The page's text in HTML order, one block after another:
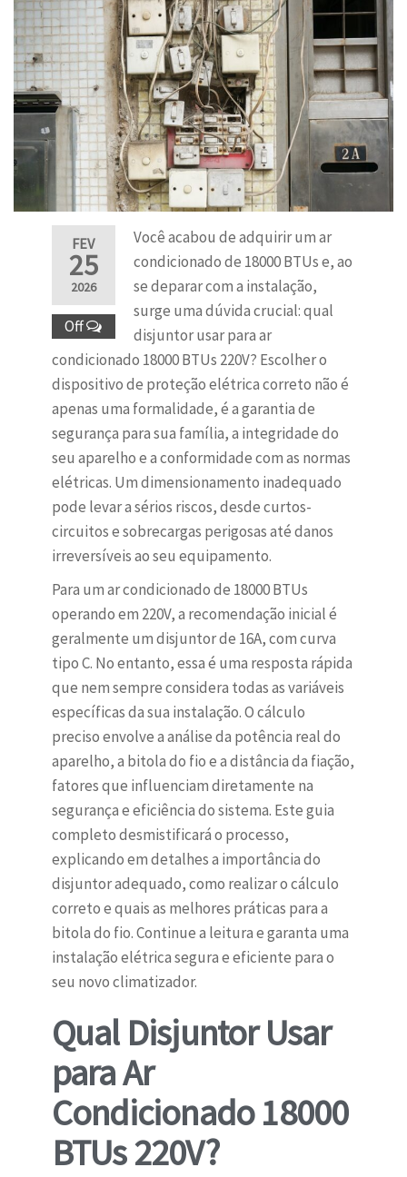
FEV
25
2026
Off
Você acabou de adquirir um ar
condicionado de 18000 BTUs e, ao
se deparar com a instalação,
surge uma dúvida crucial: qual
disjuntor usar para ar
condicionado 18000 BTUs 220V? Escolher o
dispositivo de proteção elétrica correto não é
apenas uma formalidade, é a garantia de
segurança para sua família, a integridade do
seu aparelho e a conformidade com as normas
elétricas. Um dimensionamento inadequado
pode levar a sérios riscos, desde curtos-
circuitos e sobrecargas perigosas até danos
irreversíveis ao seu equipamento.
Para um ar condicionado de 18000 BTUs
operando em 220V, a recomendação inicial é
geralmente um disjuntor de 16A, com curva
tipo C. No entanto, essa é uma resposta rápida
que nem sempre considera todas as variáveis
específicas da sua instalação. O cálculo
preciso envolve a análise da potência real do
aparelho, a bitola do fio e a distância da fiação,
fatores que influenciam diretamente na
segurança e eficiência do sistema. Este guia
completo desmistificará o processo,
explicando em detalhes a importância do
disjuntor adequado, como realizar o cálculo
correto e quais as melhores práticas para a
bitola do fio. Continue a leitura e garanta uma
instalação elétrica segura e eficiente para o
seu novo climatizador.
Qual Disjuntor Usar
para Ar
Condicionado 18000
BTUs 220V?